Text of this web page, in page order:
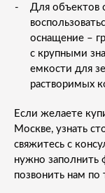
Для объектов
оснащение –
с крупными
емкости для
растворимых
Если желаете
Москве, узнать
свяжитесь с
нужно заполнить
позвонить нам по